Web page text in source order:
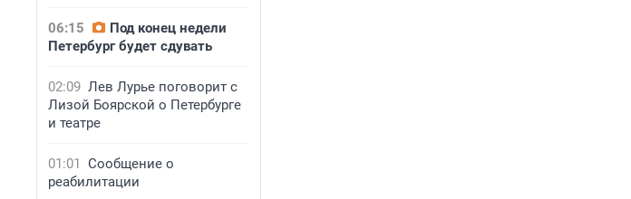
06:15
Под конец недели
Петербург будет сдувать
02:09 Лев Лурье поговорит с
Лизой Боярской о Петербурге
и театре
01:01 Сообщение о
реабилитации